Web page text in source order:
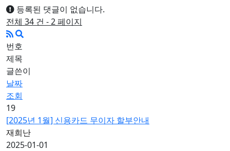
등록된 댓글이 없습니다.
전체 34 건 - 2 페이지
번호
제목
글쓴이
날짜
조회
19
[2025년 1월] 신용카드 무이자 할부안내
재희난
2025-01-01